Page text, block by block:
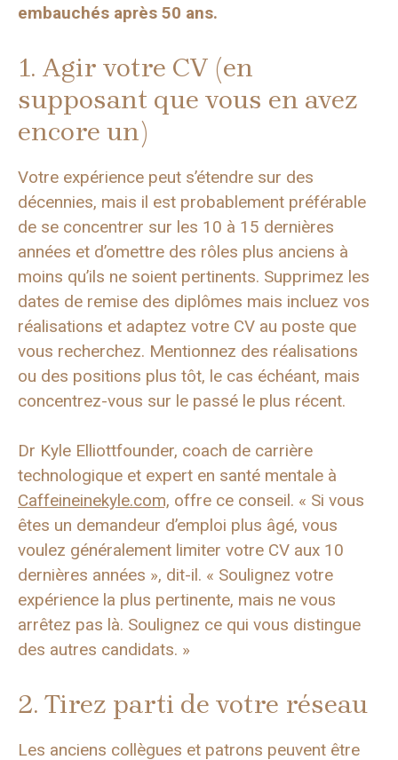
embauchés après 50 ans.
1. Agir votre CV (en
supposant que vous en avez
encore un)
Votre expérience peut s’étendre sur des
décennies, mais il est probablement préférable
de se concentrer sur les 10 à 15 dernières
années et d’omettre des rôles plus anciens à
moins qu’ils ne soient pertinents. Supprimez les
dates de remise des diplômes mais incluez vos
réalisations et adaptez votre CV au poste que
vous recherchez. Mentionnez des réalisations
ou des positions plus tôt, le cas échéant, mais
concentrez-vous sur le passé le plus récent.
Dr Kyle Elliottfounder, coach de carrière
technologique et expert en santé mentale à
Caffeineinekyle.com, offre ce conseil. « Si vous
êtes un demandeur d’emploi plus âgé, vous
voulez généralement limiter votre CV aux 10
dernières années », dit-il. « Soulignez votre
expérience la plus pertinente, mais ne vous
arrêtez pas là. Soulignez ce qui vous distingue
des autres candidats. »
2. Tirez parti de votre réseau
Les anciens collègues et patrons peuvent être